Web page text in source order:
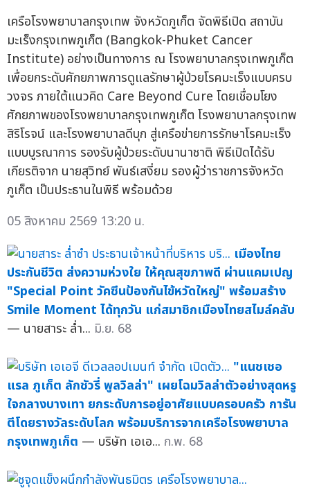
เครือโรงพยาบาลกรุงเทพ จังหวัดภูเก็ต จัดพิธีเปิด สถาบัน
มะเร็งกรุงเทพภูเก็ต (Bangkok-Phuket Cancer
Institute) อย่างเป็นทางการ ณ โรงพยาบาลกรุงเทพภูเก็ต
เพื่อยกระดับศักยภาพการดูแลรักษาผู้ป่วยโรคมะเร็งแบบครบ
วงจร ภายใต้แนวคิด Care Beyond Cure โดยเชื่อมโยง
ศักยภาพของโรงพยาบาลกรุงเทพภูเก็ต โรงพยาบาลกรุงเทพ
สิริโรจน์ และโรงพยาบาลดีบุก สู่เครือข่ายการรักษาโรคมะเร็ง
แบบบูรณาการ รองรับผู้ป่วยระดับนานาชาติ พิธีเปิดได้รับ
เกียรติจาก นายสุวิทย์ พันธ์เสงี่ยม รองผู้ว่าราชการจังหวัด
ภูเก็ต เป็นประธานในพิธี พร้อมด้วย
05 สิงหาคม 2569 13:20 น.
เมืองไทย
ประกันชีวิต ส่งความห่วงใย ให้คุณสุขภาพดี ผ่านแคมเปญ
"Special Point วัคซีนป้องกันไข้หวัดใหญ่" พร้อมสร้าง
Smile Moment ได้ทุกวัน แก่สมาชิกเมืองไทยสไมล์คลับ
— นายสาระ ล่ำ... มิ.ย. 68
"แนชเชอ
แรล ภูเก็ต ลักชัวรี่ พูลวิลล่า" เผยโฉมวิลล่าตัวอย่างสุดหรู
ใจกลางบางเทา ยกระดับการอยู่อาศัยแบบครอบครัว การัน
ตีโดยรางวัลระดับโลก พร้อมบริการจากเครือโรงพยาบาล
กรุงเทพภูเก็ต — บริษัท เอเอ... ก.พ. 68